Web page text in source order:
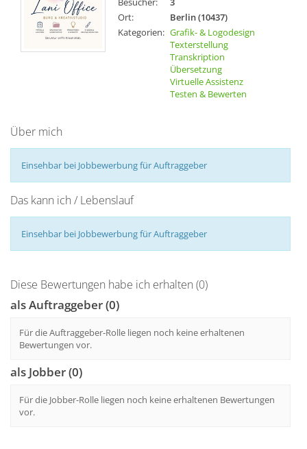
Ort:
Berlin (10437)
Kategorien: Grafik- & Logodesign
Texterstellung
Transkription
Übersetzung
Virtuelle Assistenz
Testen & Bewerten
Über mich
Einsehbar bei Jobbewerbung für Auftraggeber
Das kann ich / Lebenslauf
Einsehbar bei Jobbewerbung für Auftraggeber
Diese Bewertungen habe ich erhalten (0)
als Auftraggeber (0)
Für die Auftraggeber-Rolle liegen noch keine erhaltenen
Bewertungen vor.
als Jobber (0)
Für die Jobber-Rolle liegen noch keine erhaltenen Bewertungen
vor.